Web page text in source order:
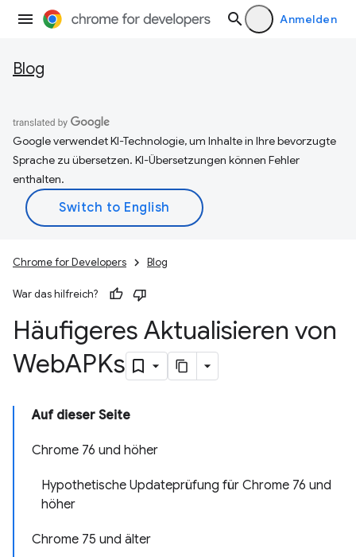
Anmelden
Blog
Google verwendet KI-Technologie, um Inhalte in Ihre bevorzugte
Sprache zu übersetzen. KI-Übersetzungen können Fehler
enthalten.
Chrome for Developers Blog
War das hilfreich?
Häufigeres Aktualisieren von
WebAPKs
Auf dieser Seite
Chrome 76 und höher
Hypothetische Updateprüfung für Chrome 76 und
höher
Chrome 75 und älter